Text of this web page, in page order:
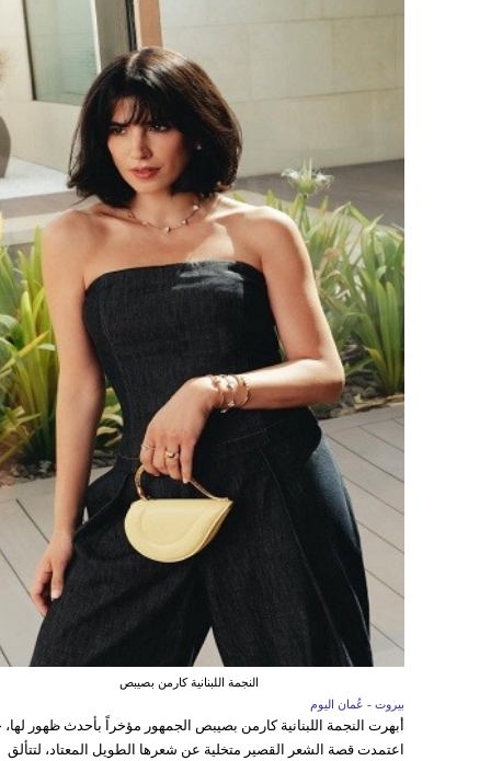
النجمة اللبنانية كارمن بصيبص
بيروت - عُمان اليوم
أبهرت النجمة اللبنانية كارمن بصيبص الجمهور مؤخراً بأحدث ظهور
اعتمدت قصة الشعر القصير متخلية عن شعرها الطويل المعتاد، لتتألق